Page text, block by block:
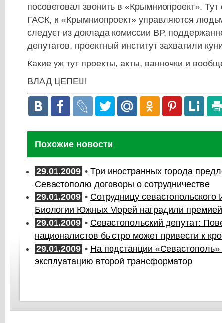
посоветовал звонить в «Крымниопроект».
ГАСК, и «Крымниопроект» управляются
следует из доклада комиссии ВР,
депутатов, проектный институт захватили
Какие уж тут проекты, акты, ванночки и
ВЛАД ЦЕПЕШ
Похожие новости
29.01.2009 • Три иностранных города
Севастополю договоры о сотрудничестве
29.01.2009 • Сотрудницу севастопольского
Биологии Южных Морей наградили премией
29.01.2009 • Севастопольский депутат:
националистов быстро может привести к
29.01.2009 • На подстанции
эксплуатацию второй трансформатор